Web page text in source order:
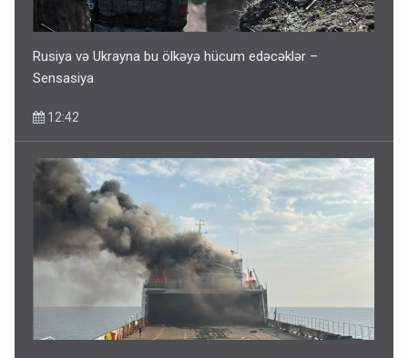
Rusiya və Ukrayna bu ölkəyə hücum edəcəklər –
Sensasiya
12:42